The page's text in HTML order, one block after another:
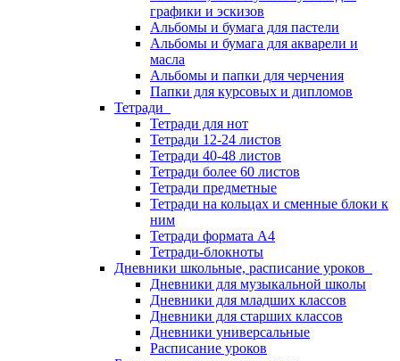
графики и эскизов
Альбомы и бумага для пастели
Альбомы и бумага для акварели и
масла
Альбомы и папки для черчения
Папки для курсовых и дипломов
Тетради
Тетради для нот
Тетради 12-24 листов
Тетради 40-48 листов
Тетради более 60 листов
Тетради предметные
Тетради на кольцах и сменные блоки к
ним
Тетради формата А4
Тетради-блокноты
Дневники школьные, расписание уроков
Дневники для музыкальной школы
Дневники для младших классов
Дневники для старших классов
Дневники универсальные
Расписание уроков